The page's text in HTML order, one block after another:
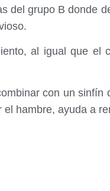
del grupo B donde
al igual que el
con un
hambre, ayuda a